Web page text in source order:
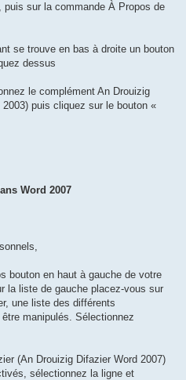
sur la commande À Propos de
se trouve en bas à droite un bouton
dessus
le complément An Drouizig
puis cliquez sur le bouton «
Word 2007
bouton en haut à gauche de votre
la liste de gauche placez-vous sur
une liste des différents
manipulés. Sélectionnez
(An Drouizig Difazier Word 2007)
sélectionnez la ligne et